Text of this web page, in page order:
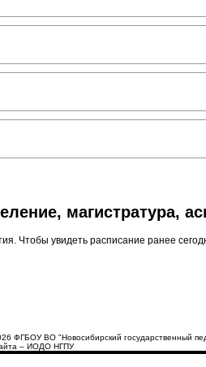
магистратура,
Чтобы увидеть расписание ранее
ФГБОУ ВО "Новосибирский государственный
– ИОДО НГПУ